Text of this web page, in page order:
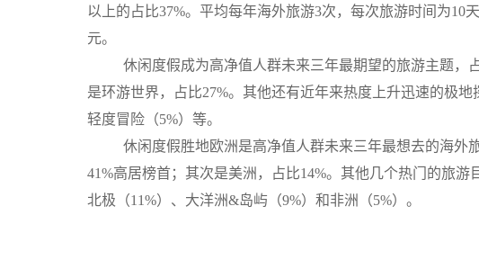
以上的占比37%。平均每年海外旅游3次，每次旅游时间为10
元。
休闲度假成为高净值人群未来三年最期望的旅游主题，
是环游世界，占比27%。其他还有近年来热度上升迅速的极地
轻度冒险（5%）等。
休闲度假胜地欧洲是高净值人群未来三年最想去的海外
41%高居榜首；其次是美洲，占比14%。其他几个热门的旅游
北极（11%）、大洋洲&岛屿（9%）和非洲（5%）。